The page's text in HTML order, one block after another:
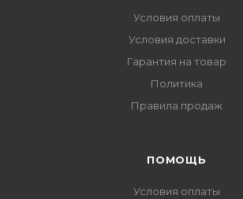
Условия оплаты
Условия доставки
Гарантия на товар
Политика
Правила продаж
ПОМОЩЬ
Условия оплаты